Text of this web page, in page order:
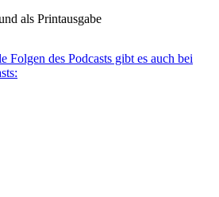
als Printausgabe
Folgen des Podcasts gibt es auch bei